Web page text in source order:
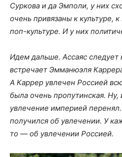
Суркова и да Эмполи, у них
очень привязаны к культуре,
поп-культуре. И у них
Идем дальше. Ассаяс следует
встречает Эмманюэля
А Каррер увлечен Россией
была очень пропутинская.
увлечение империей
получился об увлечении. У
то — об увлечении Россией.